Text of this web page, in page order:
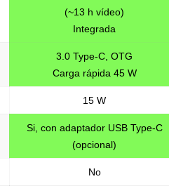
(~13 h vídeo)
Integrada
3.0 Type-C, OTG
Carga rápida 45 W
15 W
Si, con adaptador USB Type-C
(opcional)
No